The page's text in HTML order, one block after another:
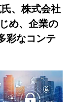
、株式会社
め、企業の
彩なコンテ